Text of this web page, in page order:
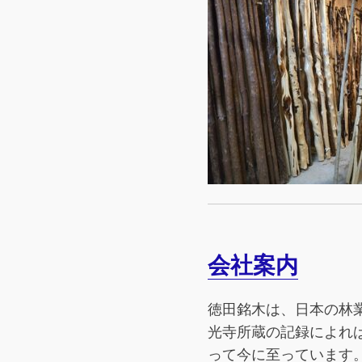
会社案内
徳田銘木は、日本の林
光寺所蔵の記録によれ
って今に至っています